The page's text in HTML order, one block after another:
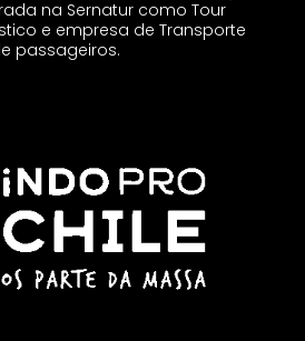
na Sernatur como Tour
e empresa de Transporte
passageiros.